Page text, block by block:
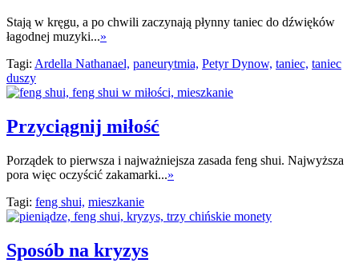
Stają w kręgu, a po chwili zaczynają płynny taniec do dźwięków
łagodnej muzyki...»
Tagi: Ardella Nathanael, paneurytmia, Petyr Dynow, taniec, taniec
duszy
Przyciągnij miłość
Porządek to pierwsza i najważniejsza zasada feng shui. Najwyższa
pora więc oczyścić zakamarki...»
Tagi: feng shui, mieszkanie
Sposób na kryzys